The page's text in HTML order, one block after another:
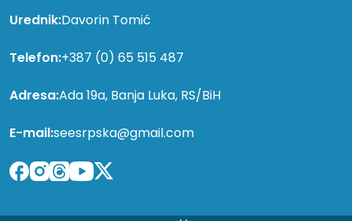
Urednik:Davorin Tomić
Telefon:+387 (0) 65 515 487
Adresa:Ada 19a, Banja Luka, RS/BiH
E-mail:seesrpska@gmail.com